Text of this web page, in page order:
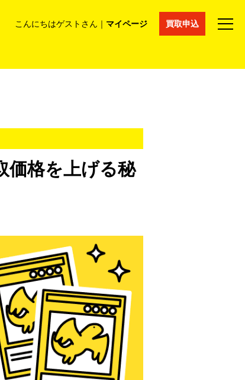
こんにちはゲストさん｜ マイページ 買取申込
コラム マイページ 採用情報 通販サイト
価格を上げる秘